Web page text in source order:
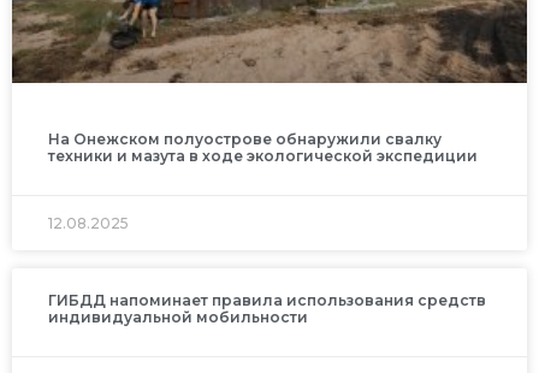
На Онежском полуострове обнаружили свалку
техники и мазута в ходе экологической экспедиции
12.08.2025
ГИБДД напоминает правила использования средств
индивидуальной мобильности